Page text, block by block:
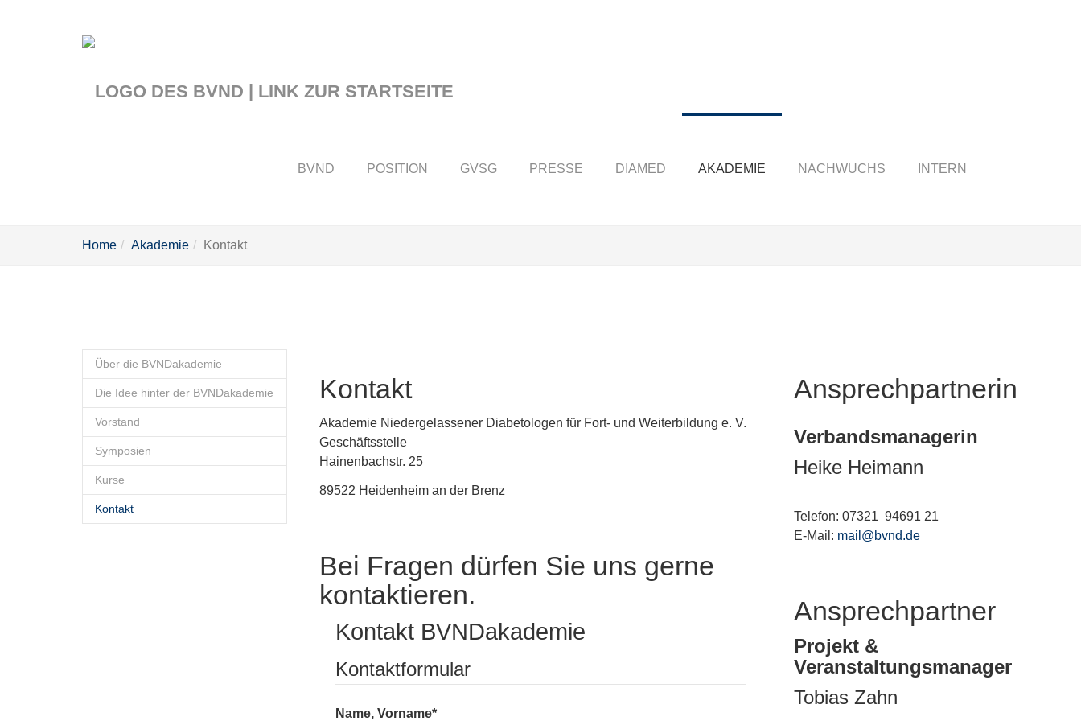
BVND POSITION GVSG PRESSE DIAMED AKADEMIE NACHWUCHS INTERN
sind
Home Akademie Kontakt
Über die BVNDakademie
Die Idee hinter der BVNDakademie
Vorstand
Symposien
Kurse
Kontakt
Kontakt
Akademie Niedergelassener Diabetologen für Fort- und Weiterbildung e. V.
Geschäftsstelle
Hainenbachstr. 25
89522 Heidenheim an der Brenz
Bei Fragen dürfen Sie uns gerne
kontaktieren.
Kontakt BVNDakademie
Kontaktformular
Name, Vorname*
Ansprechpartnerin
Verbandsmanagerin
Heike Heimann
Telefon: 07321 94691 21
E-Mail: mail@bvnd.de
Ansprechpartner
Projekt &
Veranstaltungsmanager
Tobias Zahn